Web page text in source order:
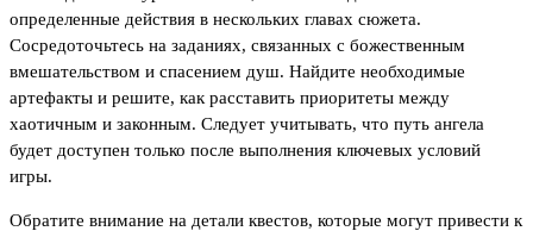
определенные действия в нескольких главах сюжета.
Сосредоточьтесь на заданиях, связанных с божественным
вмешательством и спасением душ. Найдите необходимые
артефакты и решите, как расставить приоритеты между
хаотичным и законным. Следует учитывать, что путь ангела
будет доступен только после выполнения ключевых условий
игры.
Обратите внимание на детали квестов, которые могут привести к